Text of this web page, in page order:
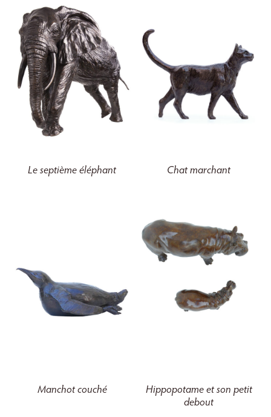
Le septième éléphant Chat marchant
Manchot couché
Hippopotame et son petit
debout